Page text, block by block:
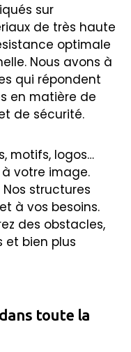
sur
de très haute
optimale
Nous avons à
qui répondent
en matière de
de sécurité.
motifs, logos…
votre image.
Nos structures
à vos besoins.
des obstacles,
et bien plus
toute la